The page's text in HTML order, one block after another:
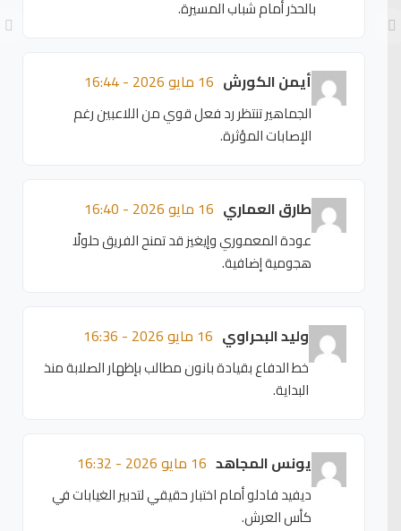
بالحذر أمام شباب المسيرة.
أيمن الكورش 16 مايو 2026 - 16:44
الجماهير تنتظر رد فعل قوي من اللاعبين رغم
الإصابات المؤثرة.
طارق العماري 16 مايو 2026 - 16:40
عودة المعموري وإيغيز قد تمنح الفريق حلولًا
هجومية إضافية.
وليد البحراوي 16 مايو 2026 - 16:36
خط الدفاع بقيادة بانون مطالب بإظهار الصلابة منذ
البداية.
يونس المجاهد 16 مايو 2026 - 16:32
ديفيد فادلو أمام اختبار حقيقي لتدبير الغيابات في
كأس العرش.